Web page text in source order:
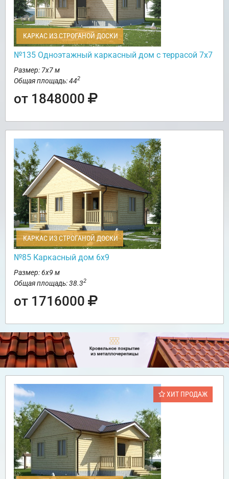
КАРКАС ИЗ СТРОГАНОЙ ДОСКИ
№135 Одноэтажный каркасный дом с террасой 7х7
Размер: 7х7 м
Общая площадь: 442
от 1848000
КАРКАС ИЗ СТРОГАНОЙ ДОСКИ
№85 Каркасный дом 6х9
Размер: 6х9 м
Общая площадь: 38.32
от 1716000
ХИТ ПРОДАЖ